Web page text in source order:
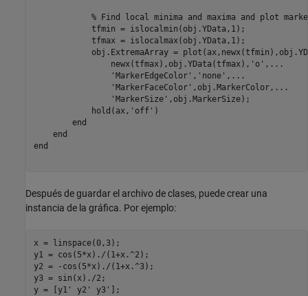
% Find local minima and maxima and plot
            tfmin = islocalmin(obj.YData,1);
            tfmax = islocalmax(obj.YData,1);
obj.ExtremaArray =
                newx(tfmax),obj.YData(tfmax),
'o' , ...
'MarkerEdgeColor' , 'none' , ...
'MarkerFaceColor' ,obj.MarkerColor, ...
'MarkerSize' ,obj.MarkerSize);
            hold(ax,
'off' )
end
end
end
Después de guardar el archivo de clases, puede crear una
instancia de la gráfica. Por ejemplo:
x = linspace(0,3);
y1 = cos(5*x)./(1+x.^2);
y2 = -cos(5*x)./(1+x.^3);
y3 = sin(x)./2;
y = [y1' y2' y3'];